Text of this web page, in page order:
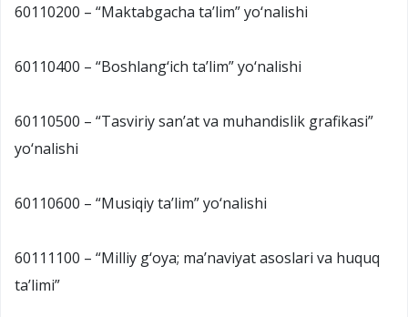
60110200 – “Maktabgacha ta’lim” yo‘nalishi
60110400 – “Boshlang‘ich ta’lim” yo‘nalishi
60110500 – “Tasviriy san’at va muhandislik grafikasi”
yo‘nalishi
60110600 – “Musiqiy ta’lim” yo‘nalishi
60111100 – “Milliy g‘oya; ma’naviyat asoslari va huquq
ta’limi”